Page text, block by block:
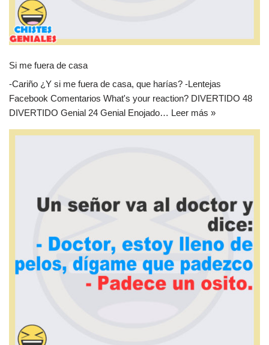
Si me fuera de casa
-Cariño ¿Y si me fuera de casa, que harías? -Lentejas
Facebook Comentarios What's your reaction? DIVERTIDO 48
DIVERTIDO Genial 24 Genial Enojado… Leer más »